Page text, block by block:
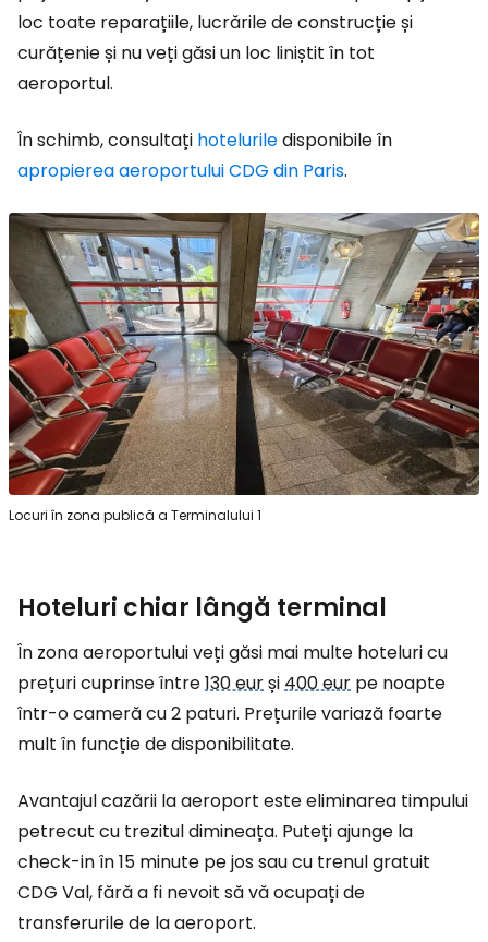
loc toate reparațiile, lucrările de construcție și
curățenie și nu veți găsi un loc liniștit în tot
aeroportul.
În schimb, consultați hoteluriledisponibile în
apropierea aeroportului CDG din Paris.
Locuri în zona publică a Terminalului 1
Hoteluri chiar lângă terminal
În zona aeroportului veți găsi mai multe hoteluri cu
prețuri cuprinse între130 eurși400 eur pe noapte
într-o cameră cu 2 paturi. Prețurile variază foarte
mult în funcție de disponibilitate.
Avantajul cazării la aeroport este eliminarea timpului
petrecut cu trezitul dimineața. Puteți ajunge la
check-in în 15 minute pe jos sau cu trenul gratuit
CDG Val, fără a fi nevoit să vă ocupați de
transferurile de la aeroport.